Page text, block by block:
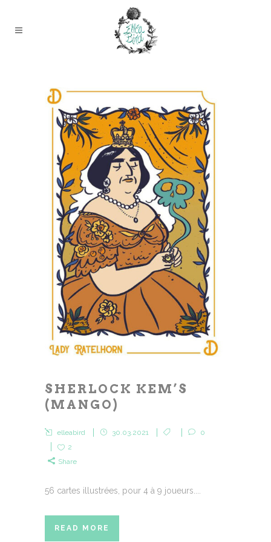
SHERLOCK KEM’S
(MANGO)
elleabird 30.03.2021
0
2
Share
56 cartes illustrées, pour 4 à 9 joueurs....
READ MORE